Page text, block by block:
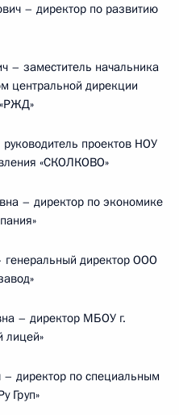
– директор по развитию
заместитель начальника
центральной дирекции
проектов НОУ
«СКОЛКОВО»
– директор по экономике
директор ООО
– директор МБОУ г.
лицей»
директор по специальным
Груп»